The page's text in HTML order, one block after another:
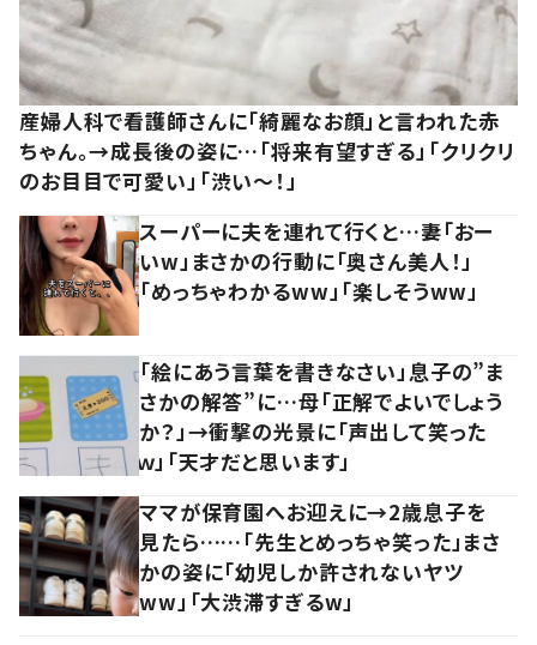
産婦人科で看護師さんに「綺麗なお顔」と言われた赤
ちゃん。→成長後の姿に…「将来有望すぎる」「クリクリ
のお目目で可愛い」「渋い～！」
スーパーに夫を連れて行くと…妻「おー
いw」まさかの行動に「奥さん美人！」
「めっちゃわかるww」「楽しそうww」
「絵にあう言葉を書きなさい」息子の”ま
さかの解答”に…母「正解でよいでしょう
か？」→衝撃の光景に「声出して笑った
ｗ」「天才だと思います」
ママが保育園へお迎えに→2歳息子を
見たら……「先生とめっちゃ笑った」まさ
かの姿に「幼児しか許されないヤツ
ww」「大渋滞すぎるw」